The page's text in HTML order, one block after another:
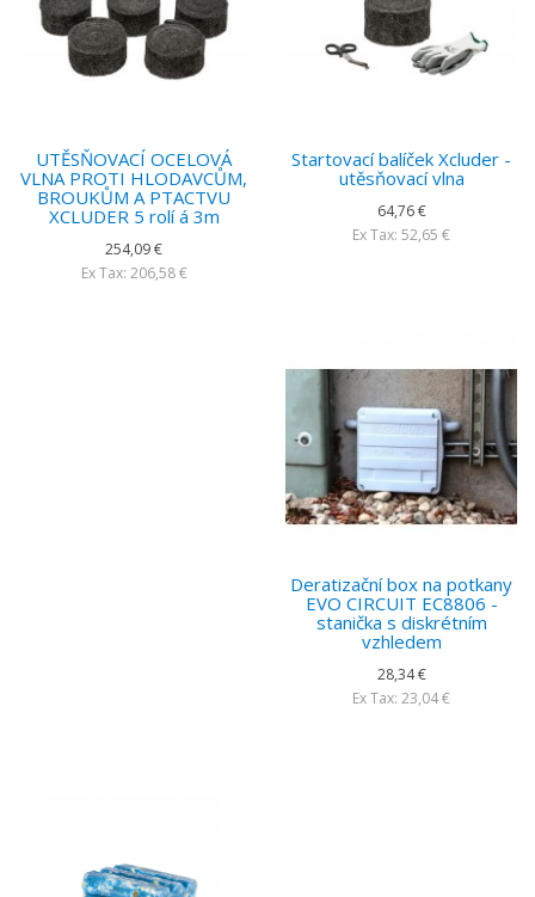
UTĚSŇOVACÍ OCELOVÁ
VLNA PROTI HLODAVCŮM,
BROUKŮM A PTACTVU
XCLUDER 5 rolí á 3m
254,09 €
Ex Tax: 206,58 €
Startovací balíček Xcluder -
utěsňovací vlna
64,76 €
Ex Tax: 52,65 €
Deratizační box na potkany
EVO CIRCUIT EC8806 -
stanička s diskrétním
vzhledem
28,34 €
Ex Tax: 23,04 €